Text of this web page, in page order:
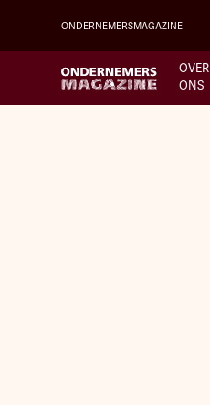
ONDERNEMERSMAGAZINE
OVER
ONS